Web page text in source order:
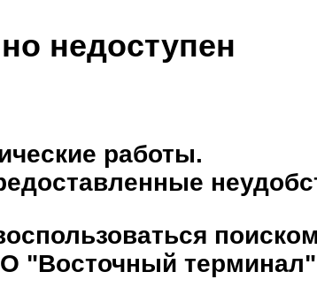
недоступен
работы.
поиском
"Восточный терминал"